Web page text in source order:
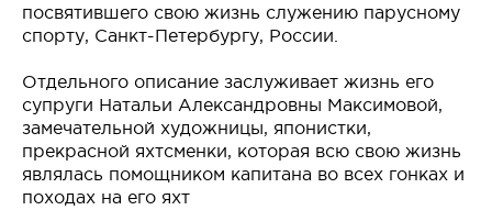
посвятившего свою жизнь служению парусному
спорту, Санкт-Петербургу, России.
Отдельного описание заслуживает жизнь его
супруги Натальи Александровны Максимовой,
замечательной художницы, японистки,
прекрасной яхтсменки, которая всю свою жизнь
являлась помощником капитана во всех гонках и
походах на его яхт